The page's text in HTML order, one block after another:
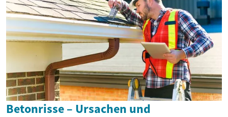
Betonrisse – Ursachen und